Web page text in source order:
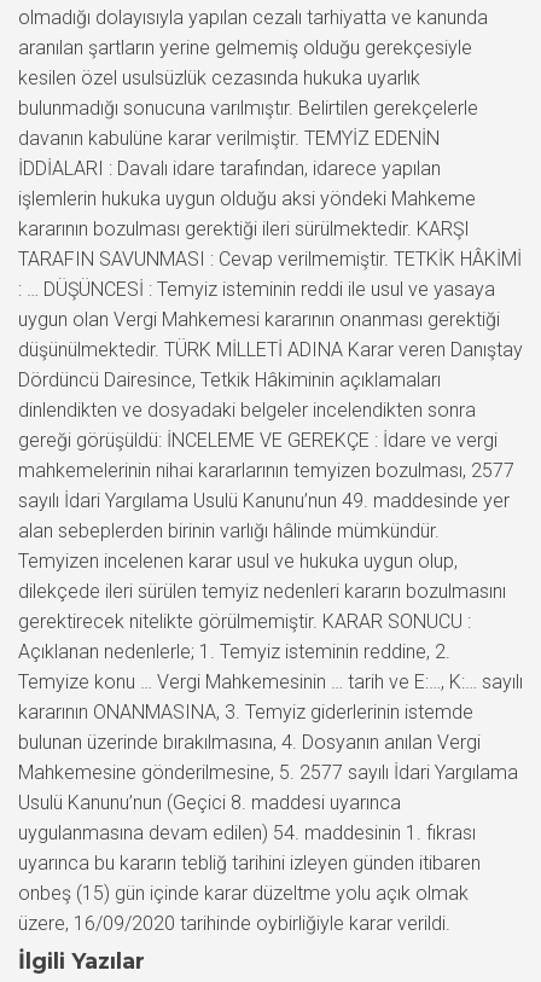
olmadığı dolayısıyla yapılan cezalı tarhiyatta ve kanunda
aranılan şartların yerine gelmemiş olduğu gerekçesiyle
kesilen özel usulsüzlük cezasında hukuka uyarlık
bulunmadığı sonucuna varılmıştır. Belirtilen gerekçelerle
davanın kabulüne karar verilmiştir. TEMYİZ EDENİN
İDDİALARI : Davalı idare tarafından, idarece yapılan
işlemlerin hukuka uygun olduğu aksi yöndeki Mahkeme
kararının bozulması gerektiği ileri sürülmektedir. KARŞI
TARAFIN SAVUNMASI : Cevap verilmemiştir. TETKİK HÂKİMİ
: … DÜŞÜNCESİ : Temyiz isteminin reddi ile usul ve yasaya
uygun olan Vergi Mahkemesi kararının onanması gerektiği
düşünülmektedir. TÜRK MİLLETİ ADINA Karar veren Danıştay
Dördüncü Dairesince, Tetkik Hâkiminin açıklamaları
dinlendikten ve dosyadaki belgeler incelendikten sonra
gereği görüşüldü: İNCELEME VE GEREKÇE : İdare ve vergi
mahkemelerinin nihai kararlarının temyizen bozulması, 2577
sayılı İdari Yargılama Usulü Kanunu’nun 49. maddesinde yer
alan sebeplerden birinin varlığı hâlinde mümkündür.
Temyizen incelenen karar usul ve hukuka uygun olup,
dilekçede ileri sürülen temyiz nedenleri kararın bozulmasını
gerektirecek nitelikte görülmemiştir. KARAR SONUCU :
Açıklanan nedenlerle; 1. Temyiz isteminin reddine, 2.
Temyize konu … Vergi Mahkemesinin … tarih ve E:…, K:… sayılı
kararının ONANMASINA, 3. Temyiz giderlerinin istemde
bulunan üzerinde bırakılmasına, 4. Dosyanın anılan Vergi
Mahkemesine gönderilmesine, 5. 2577 sayılı İdari Yargılama
Usulü Kanunu’nun (Geçici 8. maddesi uyarınca
uygulanmasına devam edilen) 54. maddesinin 1. fıkrası
uyarınca bu kararın tebliğ tarihini izleyen günden itibaren
onbeş (15) gün içinde karar düzeltme yolu açık olmak
üzere, 16/09/2020 tarihinde oybirliğiyle karar verildi.
İlgili Yazılar